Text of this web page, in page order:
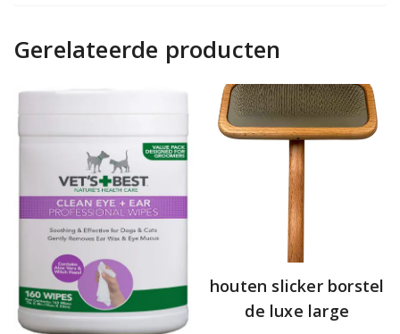
Gerelateerde producten
houten slicker borstel
de luxe large